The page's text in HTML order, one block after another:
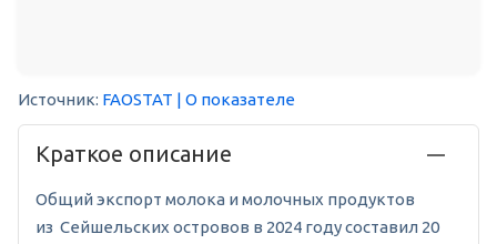
Источник: FAOSTAT | О показателе
Краткое описание
Общий экспорт молока и молочных продуктов
из Сейшельских островов в 2024 году составил 20